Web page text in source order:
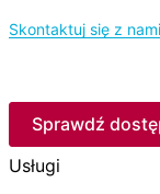
Skontaktuj się z nami
Sprawdź
Usługi